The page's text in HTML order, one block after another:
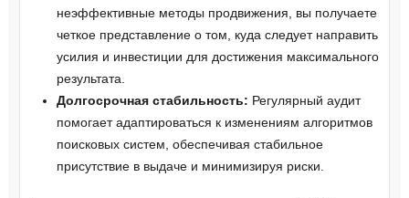
неэффективные методы продвижения, вы получаете
четкое представление о том, куда следует направить
усилия и инвестиции для достижения максимального
результата.
Долгосрочная стабильность: Регулярный аудит
помогает адаптироваться к изменениям алгоритмов
поисковых систем, обеспечивая стабильное
присутствие в выдаче и минимизируя риски.